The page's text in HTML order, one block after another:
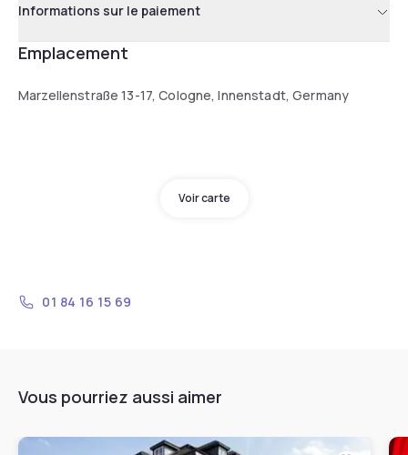
Informations sur le paiement
Emplacement
Marzellenstraße 13-17, Cologne, Innenstadt, Germany
Voir carte
01 84 16 15 69
Vous pourriez aussi aimer